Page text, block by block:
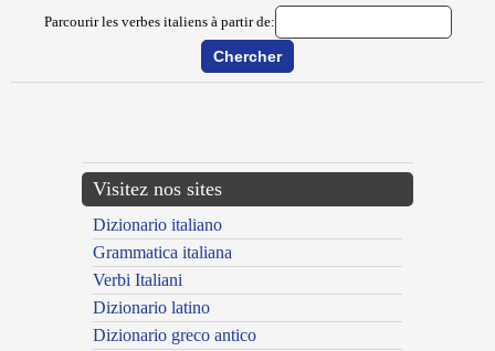
Parcourir les verbes italiens à partir de:
Visitez nos sites
Dizionario italiano
Grammatica italiana
Verbi Italiani
Dizionario latino
Dizionario greco antico